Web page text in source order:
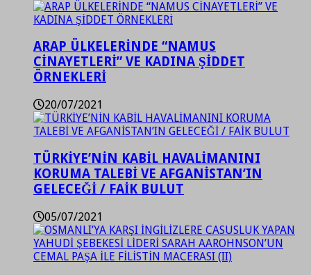
ARAP ÜLKELERİNDE “NAMUS
CİNAYETLERİ” VE KADINA ŞİDDET
ÖRNEKLERİ
20/07/2021
TÜRKİYE’NİN KABİL HAVALİMANINI
KORUMA TALEBİ VE AFGANİSTAN’IN
GELECEĞİ / FAİK BULUT
05/07/2021